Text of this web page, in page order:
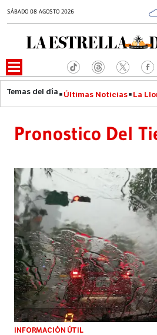
SÁBADO 08 AGOSTO 2026
Últimas Noticias La
Pronostico Del
INFORMACIÓN ÚTIL